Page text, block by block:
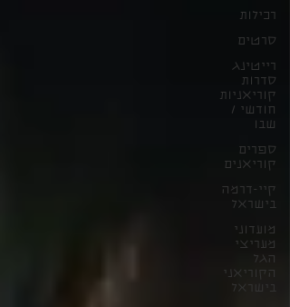
רכילות
סרטים
רייטינג
סדרות
קוריאניות
חודשי /
שבו
ספרים
קוריאנים
קיי-דרמה
בישראל
מועדוני
מעריצי
הגל
הקוריאני
בישראל